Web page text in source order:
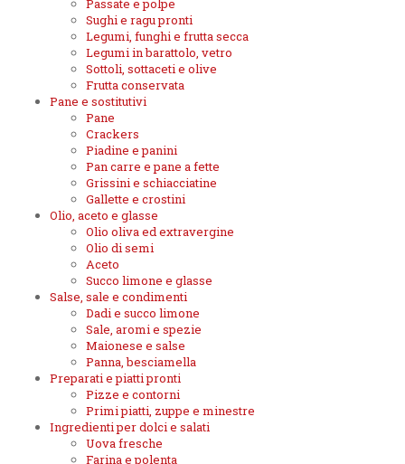
Passate e polpe
Sughi e ragu pronti
Legumi, funghi e frutta secca
Legumi in barattolo, vetro
Sottoli, sottaceti e olive
Frutta conservata
Pane e sostitutivi
Pane
Crackers
Piadine e panini
Pan carre e pane a fette
Grissini e schiacciatine
Gallette e crostini
Olio, aceto e glasse
Olio oliva ed extravergine
Olio di semi
Aceto
Succo limone e glasse
Salse, sale e condimenti
Dadi e succo limone
Sale, aromi e spezie
Maionese e salse
Panna, besciamella
Preparati e piatti pronti
Pizze e contorni
Primi piatti, zuppe e minestre
Ingredienti per dolci e salati
Uova fresche
Farina e polenta